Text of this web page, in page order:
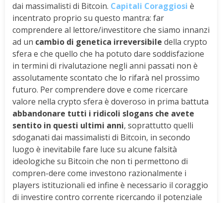
dai massimalisti di Bitcoin. Capitali Coraggiosi è
incentrato proprio su questo mantra: far
comprendere al lettore/investitore che siamo innanzi
ad un cambio di genetica irreversibile della crypto
sfera e che quello che ha potuto dare soddisfazione
in termini di rivalutazione negli anni passati non è
assolutamente scontato che lo rifarà nel prossimo
futuro. Per comprendere dove e come ricercare
valore nella crypto sfera è doveroso in prima battuta
abbandonare tutti i ridicoli slogans che avete
sentito in questi ultimi anni, soprattutto quelli
sdoganati dai massimalisti di Bitcoin, in secondo
luogo è inevitabile fare luce su alcune falsità
ideologiche su Bitcoin che non ti permettono di
compren-dere come investono razionalmente i
players istituzionali ed infine è necessario il coraggio
di investire contro corrente ricercando il potenziale